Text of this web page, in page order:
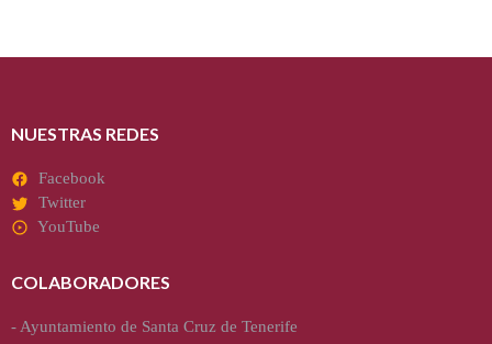
NUESTRAS REDES
Facebook
Twitter
YouTube
COLABORADORES
- Ayuntamiento de Santa Cruz de Tenerife